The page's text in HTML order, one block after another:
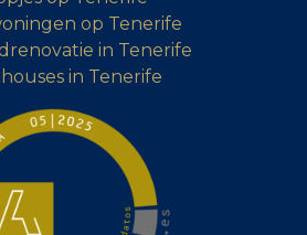
op Tenerife
in Tenerife
in Tenerife